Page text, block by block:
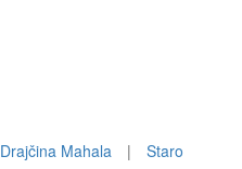
Drajčina Mahala |
Staro